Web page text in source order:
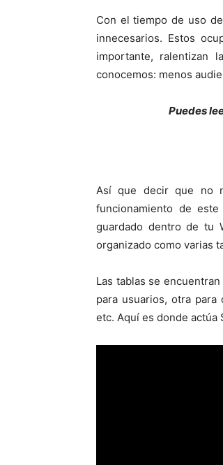
Con el tiempo de uso
innecesarios. Estos
importante, ralentizan
conocemos: menos
Puedes
Así que decir que no
funcionamiento de
guardado dentro de tu
organizado como varias
Las tablas se
para usuarios, otra para
etc. Aquí es donde actúa